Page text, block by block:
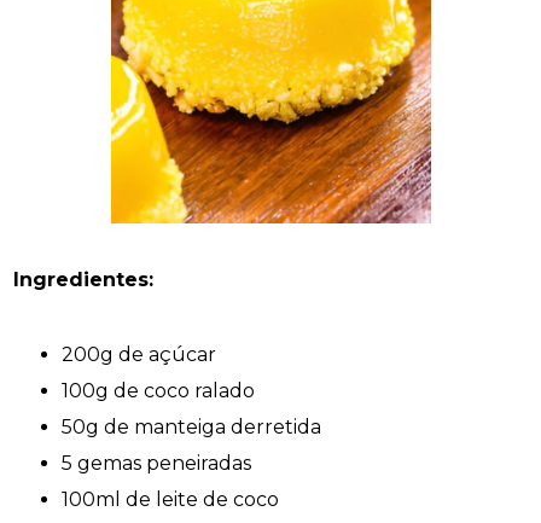
Ingredientes:
200g de açúcar
100g de coco ralado
50g de manteiga derretida
5 gemas peneiradas
100ml de leite de coco